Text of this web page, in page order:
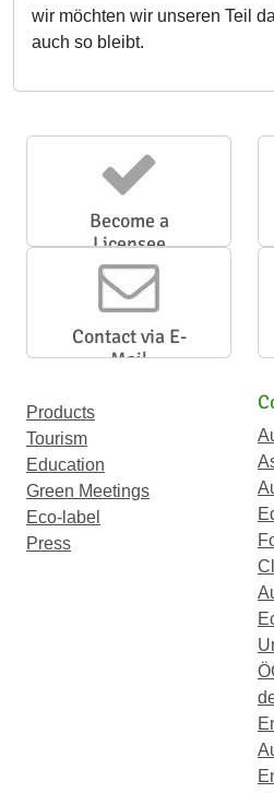
wir möchten wir unseren Teil
auch so bleibt.
Become a
Licensee
Contact via E-
Mail
Products
Tourism
Education
Green Meetings
Eco-label
Press